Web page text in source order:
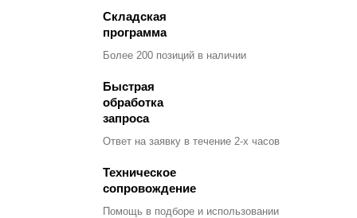
Складская
программа
Более 200 позиций в наличии
Быстрая
обработка
запроса
Ответ на заявку в течение 2-х часов
Техническое
сопровождение
Помощь в подборе и использовании